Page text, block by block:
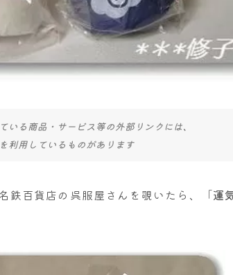
いる商品・サービス等の外部リンクには、
利用しているものがあります
鉄百貨店の呉服屋さんを覗いたら、「運